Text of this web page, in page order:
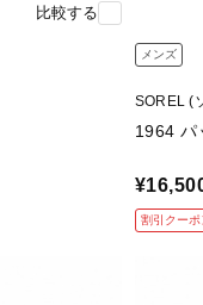
比較する
メンズ
SOREL (
1964 パ
割引クーポ